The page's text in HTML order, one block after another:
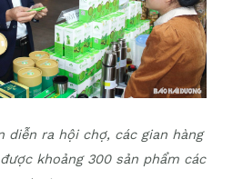
diễn ra hội chợ, các gian hàng
khoảng 300 sản phẩm các